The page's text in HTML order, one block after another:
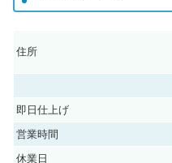
住所
即日仕上げ
営業時間
休業日